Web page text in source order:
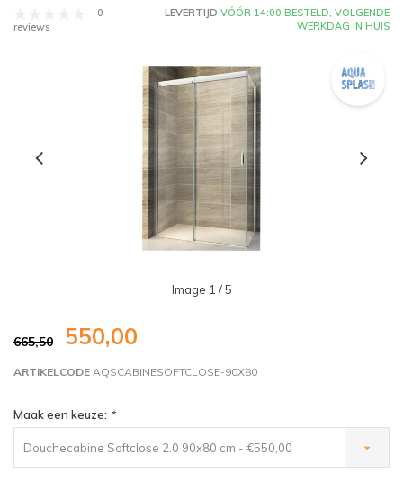
0
reviews
LEVERTIJD VÓÓR 14:00 BESTELD, VOLGENDE
WERKDAG IN HUIS
Image 1 / 5
665,50 550,00
ARTIKELCODE AQSCABINESOFTCLOSE-90X80
Maak een keuze: *
Douchecabine Softclose 2.0 90x80 cm - €550,00